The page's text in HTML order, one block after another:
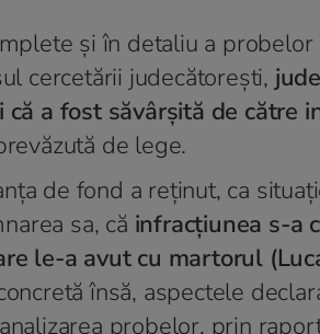
şi în detaliu a
cercetării judecătoreşti,
a fost săvârşită de către
de lege.
de fond a reţinut, ca
sa, că infracţiunea s-a
le-a avut cu martorul
însă, aspectele
probelor, prin